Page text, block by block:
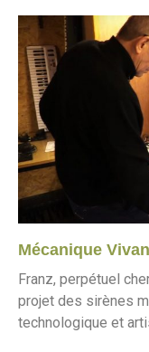
Mécanique
Franz, perpétuel
projet des sirènes
technologique et